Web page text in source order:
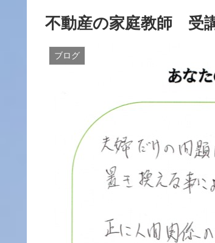
不動産の家庭教師 受
ブログ